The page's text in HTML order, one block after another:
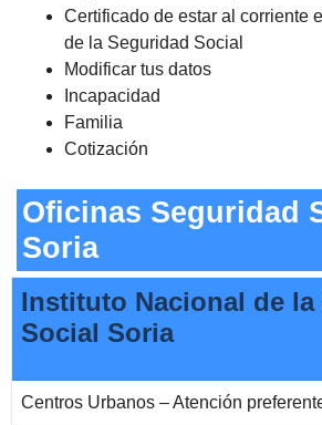
Certificado de estar al corriente
de la Seguridad Social
Modificar tus datos
Incapacidad
Familia
Cotización
Oficinas Seguridad
Soria
Instituto Nacional de la
Social Soria
Centros Urbanos – Atención